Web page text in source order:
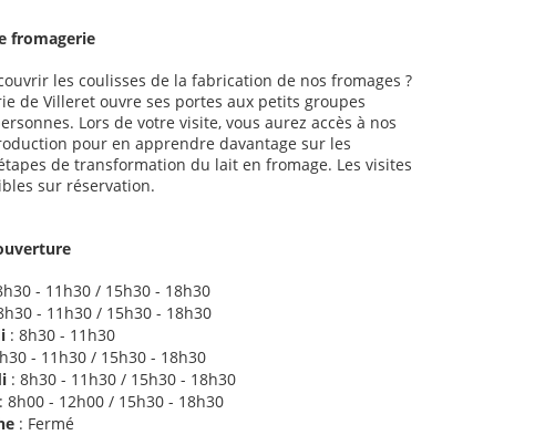
fromagerie
les coulisses de la fabrication de nos fromages ?
de Villeret ouvre ses portes aux petits groupes
Lors de votre visite, vous aurez accès à nos
pour en apprendre davantage sur les
de transformation du lait en fromage. Les visites
sur réservation.
- 11h30 / 15h30 - 18h30
- 11h30 / 15h30 - 18h30
: 8h30 - 11h30
- 11h30 / 15h30 - 18h30
: 8h30 - 11h30 / 15h30 - 18h30
: 8h00 - 12h00 / 15h30 - 18h30
: Fermé